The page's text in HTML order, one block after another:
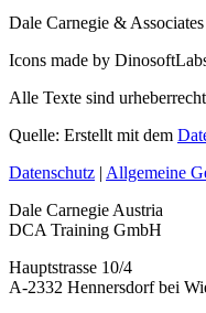
Dale Carnegie & Associates
Icons made by
Alle Texte sind
Quelle: Erstellt mit dem
Datenschutz | Allgemeine
Dale Carnegie Austria
DCA Training GmbH
Hauptstrasse 10/4
A-2332 Hennersdorf bei